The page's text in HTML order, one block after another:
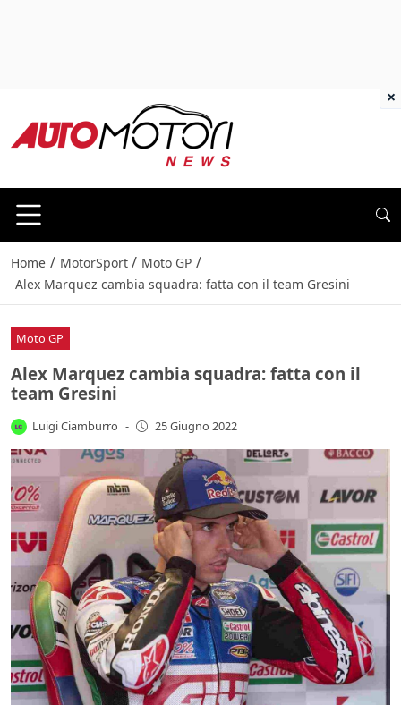
Home / MotorSport / Moto GP /
Alex Marquez cambia squadra: fatta con il team Gresini
Moto GP
Alex Marquez cambia squadra: fatta con il
team Gresini
Luigi Ciamburro - 25 Giugno 2022
×